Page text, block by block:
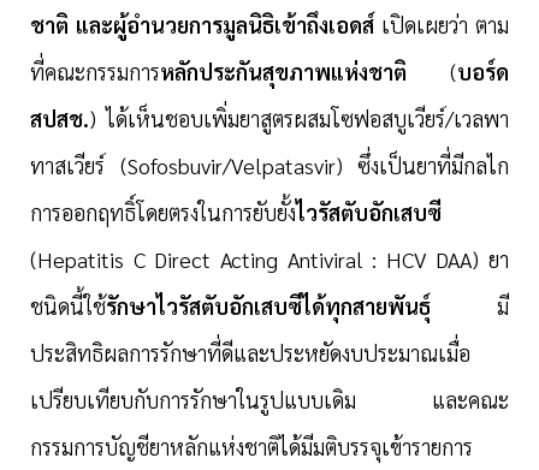
ชาติ และผู้อำนวยการมูลนิธิเข้าถึงเอดส์ เปิดเผยว่า ตาม
ที่คณะกรรมการหลักประกันสุขภาพแห่งชาติ (บอร์ด
สปสช.) ได้เห็นชอบเพิ่มยาสูตรผสมโซฟอสบูเวียร์/เวลพา
ทาสเวียร์ (Sofosbuvir/Velpatasvir) ซึ่งเป็นยาที่มีกลไก
การออกฤทธิ์โดยตรงในการยับยั้งไวรัสตับอักเสบซี
(Hepatitis C Direct Acting Antiviral : HCV DAA) ยา
ชนิดนี้ใช้รักษาไวรัสตับอักเสบซีได้ทุกสายพันธุ์ มี
ประสิทธิผลการรักษาที่ดีและประหยัดงบประมาณเมื่อ
เปรียบเทียบกับการรักษาในรูปแบบเดิม และคณะ
กรรมการบัญชียาหลักแห่งชาติได้มีมติบรรจุเข้ารายการ